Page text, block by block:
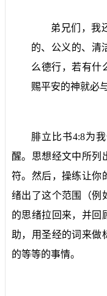
弟兄们，我
的、公义的、清
么德行，若有
赐平安的神就必
腓立比书4:8为
醒。思想经文中所列
符。然后，操练让你
绪出了这个范围（例
的思绪拉回来，并回
助，用圣经的词来做
的等等的事情。